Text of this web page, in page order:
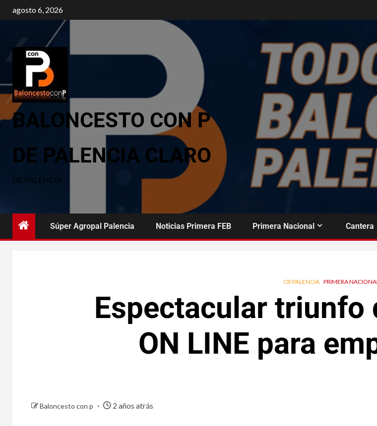
agosto 6, 2026
BALONCESTO CON P
DE PALENCIA CLARO
DE PALENCIA
Súper Agropal Palencia Noticias Primera FEB Primera Nacional Cantera
CB PALENCIA PRIMERA
Espectacular triunfo
ON LINE para
Baloncesto con p 2 años atrás